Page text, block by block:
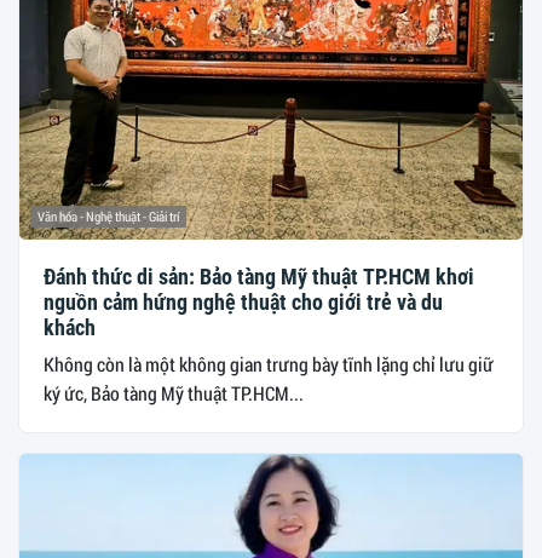
Văn hóa - Nghệ thuật - Giải trí
Đánh thức di sản: Bảo tàng Mỹ thuật TP.HCM khơi
nguồn cảm hứng nghệ thuật cho giới trẻ và du
khách
Không còn là một không gian trưng bày tĩnh lặng chỉ lưu giữ
ký ức, Bảo tàng Mỹ thuật TP.HCM...